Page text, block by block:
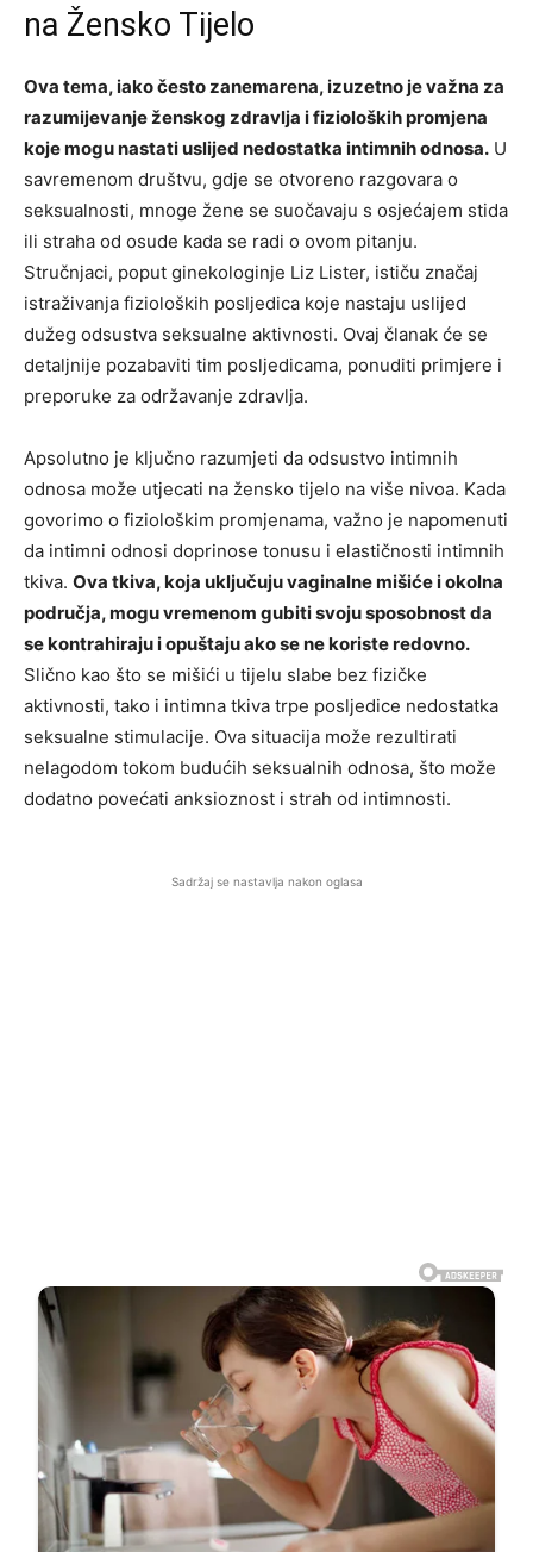
na Žensko Tijelo
Ova tema, iako često zanemarena, izuzetno je važna za
razumijevanje ženskog zdravlja i fizioloških promjena
koje mogu nastati uslijed nedostatka intimnih odnosa. U
savremenom društvu, gdje se otvoreno razgovara o
seksualnosti, mnoge žene se suočavaju s osjećajem stida
ili straha od osude kada se radi o ovom pitanju.
Stručnjaci, poput ginekologinje Liz Lister, ističu značaj
istraživanja fizioloških posljedica koje nastaju uslijed
dužeg odsustva seksualne aktivnosti. Ovaj članak će se
detaljnije pozabaviti tim posljedicama, ponuditi primjere i
preporuke za održavanje zdravlja.
Apsolutno je ključno razumjeti da odsustvo intimnih
odnosa može utjecati na žensko tijelo na više nivoa. Kada
govorimo o fiziološkim promjenama, važno je napomenuti
da intimni odnosi doprinose tonusu i elastičnosti intimnih
tkiva. Ova tkiva, koja uključuju vaginalne mišiće i okolna
područja, mogu vremenom gubiti svoju sposobnost da
se kontrahiraju i opuštaju ako se ne koriste redovno.
Slično kao što se mišići u tijelu slabe bez fizičke
aktivnosti, tako i intimna tkiva trpe posljedice nedostatka
seksualne stimulacije. Ova situacija može rezultirati
nelagodom tokom budućih seksualnih odnosa, što može
dodatno povećati anksioznost i strah od intimnosti.
Sadržaj se nastavlja nakon oglasa